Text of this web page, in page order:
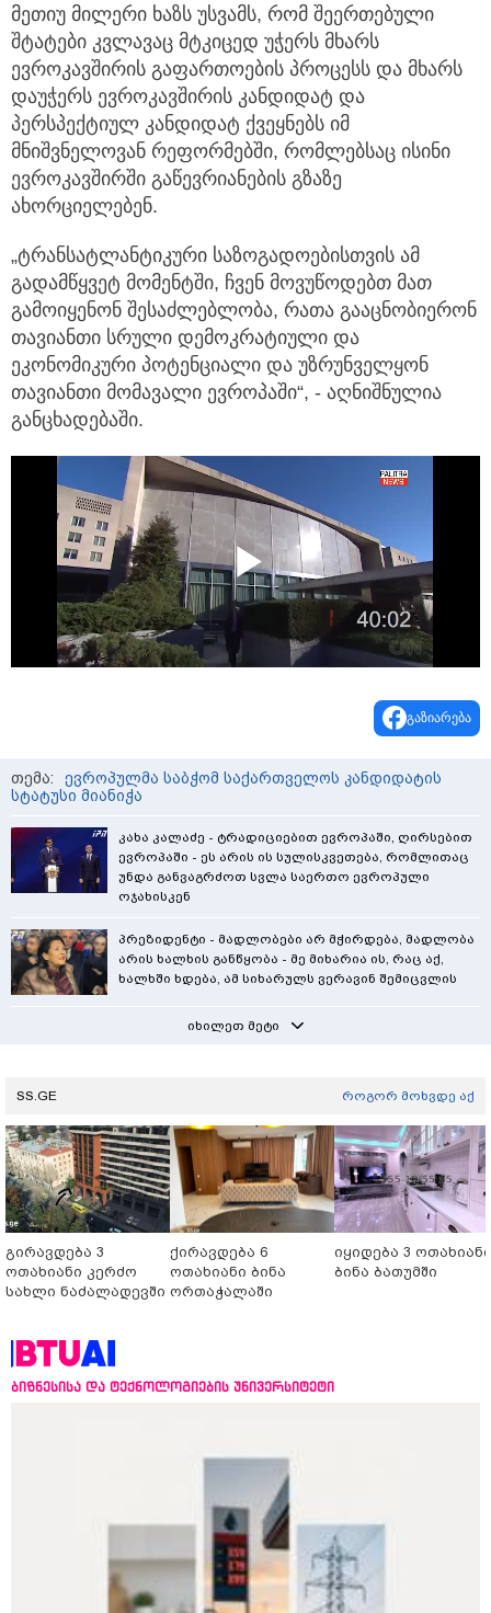
მეთიუ მილერი ხაზს უსვამს, რომ შეერთებული
შტატები კვლავაც მტკიცედ უჭერს მხარს
ევროკავშირის გაფართოების პროცესს და მხარს
დაუჭერს ევროკავშირის კანდიდატ და
პერსპექტიულ კანდიდატ ქვეყნებს იმ
მნიშვნელოვან რეფორმებში, რომლებსაც ისინი
ევროკავშირში გაწევრიანების გზაზე
ახორციელებენ.
„ტრანსატლანტიკური საზოგადოებისთვის ამ
გადამწყვეტ მომენტში, ჩვენ მოვუწოდებთ მათ
გამოიყენონ შესაძლებლობა, რათა გააცნობიერონ
თავიანთი სრული დემოკრატიული და
ეკონომიკური პოტენციალი და უზრუნველყონ
თავიანთი მომავალი ევროპაში“, - აღნიშნულია
განცხადებაში.
Play
Video
გაზიარება
თემა:
ევროპულმა საბჭომ საქართველოს კანდიდატის
სტატუსი მიანიჭა
კახა კალაძე - ტრადიციებით ევროპაში, ღირსებით
ევროპაში - ეს არის ის სულისკვეთება, რომლითაც
უნდა განვაგრძოთ სვლა საერთო ევროპული
ოჯახისკენ
პრეზიდენტი - მადლობები არ მჭირდება, მადლობა
არის ხალხის განწყობა - მე მიხარია ის, რაც აქ,
ხალხში ხდება, ამ სიხარულს ვერავინ შემიცვლის
იხილეთ მეტი
SS.GE როგორ მოხვდე აქ
გირავდება 3
ოთახიანი კერძო
სახლი ნაძალადევში
ქირავდება 6
ოთახიანი ბინა
ორთაჭალაში
იყიდება 3 ოთახიანი
ბინა ბათუმში
ბიზნესისა და ტექნოლოგიების უნივერსიტეტი